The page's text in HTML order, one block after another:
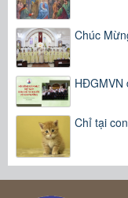
Chúc
HĐGMVN
Chỉ tại